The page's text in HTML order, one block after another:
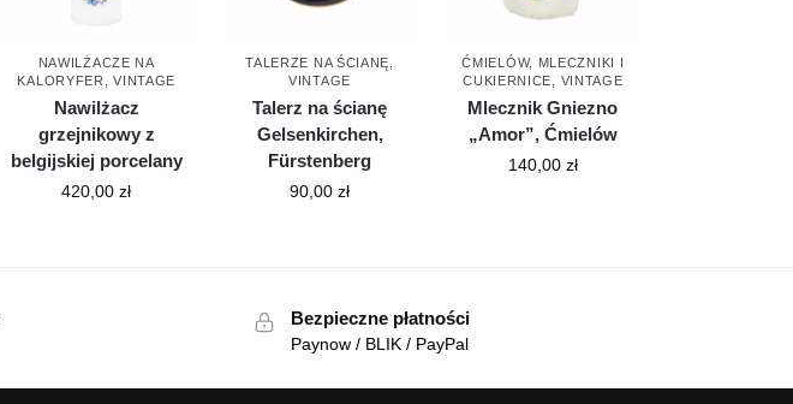
NAWILŻACZE NA
KALORYFER
,VINTAGE
Nawilżacz
grzejnikowy z
belgijskiej porcelany
420,00zł
TALERZE NA ŚCIANĘ
VINTAGE
Talerz na ścianę
Gelsenkirchen,
Fürstenberg
90,00zł
ĆMIELÓW, MLECZNIKI I
CUKIERNICE
VINTAGE
Mlecznik Gniezno
„Amor”, Ćmielów
140,00 zł
Bezpieczne płatności
Paynow / BLIK / PayPal